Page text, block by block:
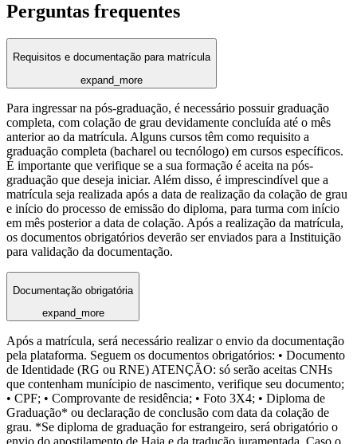
Perguntas frequentes
Requisitos e documentação para matrícula
expand_more
Para ingressar na pós-graduação, é necessário possuir graduação
completa, com colação de grau devidamente concluída até o mês
anterior ao da matrícula. Alguns cursos têm como requisito a
graduação completa (bacharel ou tecnólogo) em cursos específicos.
É importante que verifique se a sua formação é aceita na pós-
graduação que deseja iniciar. Além disso, é imprescindível que a
matrícula seja realizada após a data de realização da colação de grau
e início do processo de emissão do diploma, para turma com início
em mês posterior a data de colação. Após a realização da matrícula,
os documentos obrigatórios deverão ser enviados para a Instituição
para validação da documentação.
Documentação obrigatória
expand_more
Após a matrícula, será necessário realizar o envio da documentação
pela plataforma. Seguem os documentos obrigatórios: • Documento
de Identidade (RG ou RNE) ATENÇÃO: só serão aceitas CNHs
que contenham munícipio de nascimento, verifique seu documento;
• CPF; • Comprovante de residência; • Foto 3X4; • Diploma de
Graduação* ou declaração de conclusão com data da colação de
grau. *Se diploma de graduação for estrangeiro, será obrigatório o